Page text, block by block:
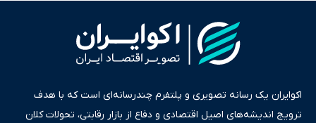
اکوایران یک رسانه تصویری و پلتفرم چندرسانه‌ای است که با هدف
ترویج اندیشه‌های اصیل اقتصادی و دفاع از بازار رقابتی، تحولات کلان